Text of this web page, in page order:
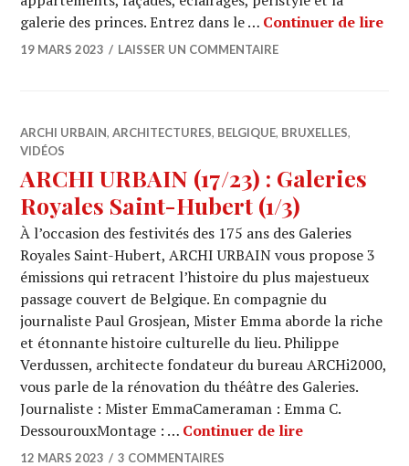
galerie des princes. Entrez dans le … Continuer de lire
19 MARS 2023 LAISSER UN COMMENTAIRE
ARCHI URBAIN,ARCHITECTURES, BELGIQUE, BRUXELLES,
VIDÉOS
ARCHI URBAIN (17/23) : Galeries
Royales Saint-Hubert (1/3)
À l’occasion des festivités des 175 ans des Galeries
Royales Saint-Hubert, ARCHI URBAIN vous propose 3
émissions qui retracent l’histoire du plus majestueux
passage couvert de Belgique. En compagnie du
journaliste Paul Grosjean, Mister Emma aborde la riche
et étonnante histoire culturelle du lieu. Philippe
Verdussen, architecte fondateur du bureau ARCHi2000,
vous parle de la rénovation du théâtre des Galeries.
Journaliste : Mister EmmaCameraman : Emma C.
DessourouxMontage : … Continuer de lireARCHI
12 MARS 2023 3 COMMENTAIRES